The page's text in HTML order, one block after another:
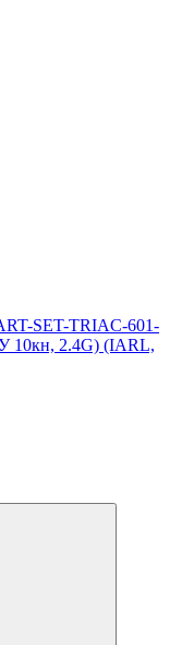
SET-TRIAC-601-
10кн, 2.4G) (IARL,